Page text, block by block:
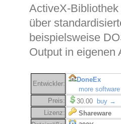
ActiveX-
über
beispielsweise
Output in eigenen
Entwickler:
DoneEx
more
Preis:
30.00
buy →
Lizenz:
Shareware